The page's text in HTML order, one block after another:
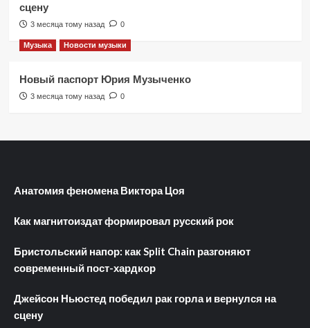
сцену
3 месяца тому назад 0
Музыка Новости музыки
Новый паспорт Юрия Музыченко
3 месяца тому назад 0
Анатомия феномена Виктора Цоя
Как магнитоиздат формировал русский рок
Бристольский напор: как Split Chain разгоняют
современный пост-хардкор
Джейсон Ньюстед победил рак горла и вернулся на
сцену